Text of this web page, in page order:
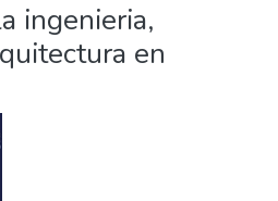
ingenieria,
en